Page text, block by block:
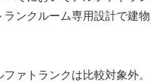
ンクルーム専用設計で建物
ァトランクは比較対象外。